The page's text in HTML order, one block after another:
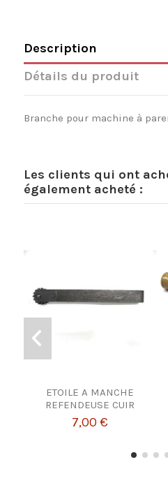
Description
Détails du produit
Branche pour machine à
Les clients qui ont
également acheté :
ETOILE A MANCHE
REFENDEUSE CUIR
7,00 €